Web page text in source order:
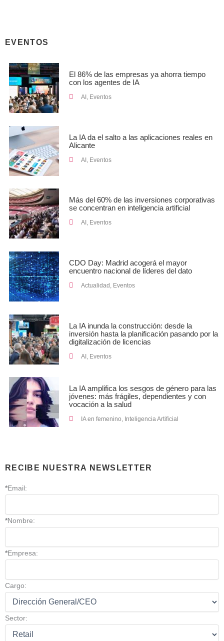
EVENTOS
El 86% de las empresas ya ahorra tiempo
con los agentes de IA
AI, Eventos
La IA da el salto a las aplicaciones reales en
Alicante
AI Eventos
Más del 60% de las inversiones corporativas
se concentran en inteligencia artificial
AI , Eventos
CDO Day: Madrid acogerá el mayor
encuentro nacional de líderes del dato
Actualidad, Eventos
La IA inunda la construcción: desde la
inversión hasta la planificación pasando por la
digitalización de licencias
AI Eventos
La IA amplifica los sesgos de género para las
jóvenes: más frágiles, dependientes y con
vocación a la salud
IA en femenino, Inteligencia Artificial
RECIBE NUESTRA NEWSLETTER
*Email:
*Nombre:
*Empresa:
Cargo:
Sector: